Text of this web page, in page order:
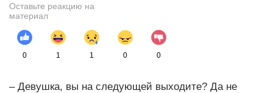
Оставьте реакцию на
материал
0 1 1 0 0
– Девушка, вы на следующей выходите? Да не